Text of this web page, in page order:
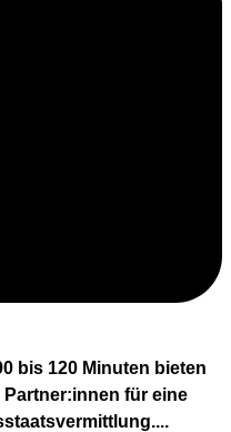
bis 120 Minuten bieten
für eine